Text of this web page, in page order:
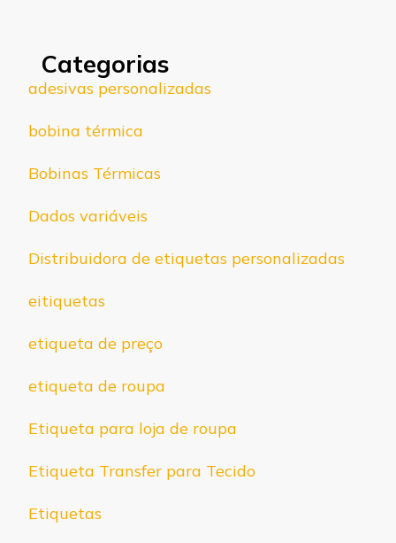
Categorias
adesivas personalizadas
bobina térmica
Bobinas Térmicas
Dados variáveis
Distribuidora de etiquetas personalizadas
eitiquetas
etiqueta de preço
etiqueta de roupa
Etiqueta para loja de roupa
Etiqueta Transfer para Tecido
Etiquetas